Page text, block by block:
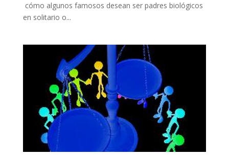
cómo algunos famosos desean ser padres biológicos
en solitario o...